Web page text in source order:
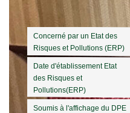
Diagnostics
Concerné par un Etat des
Risques et Pollutions (ERP)
Date d'établissement Etat
des Risques et
Pollutions(ERP)
Soumis à l'affichage du DPE